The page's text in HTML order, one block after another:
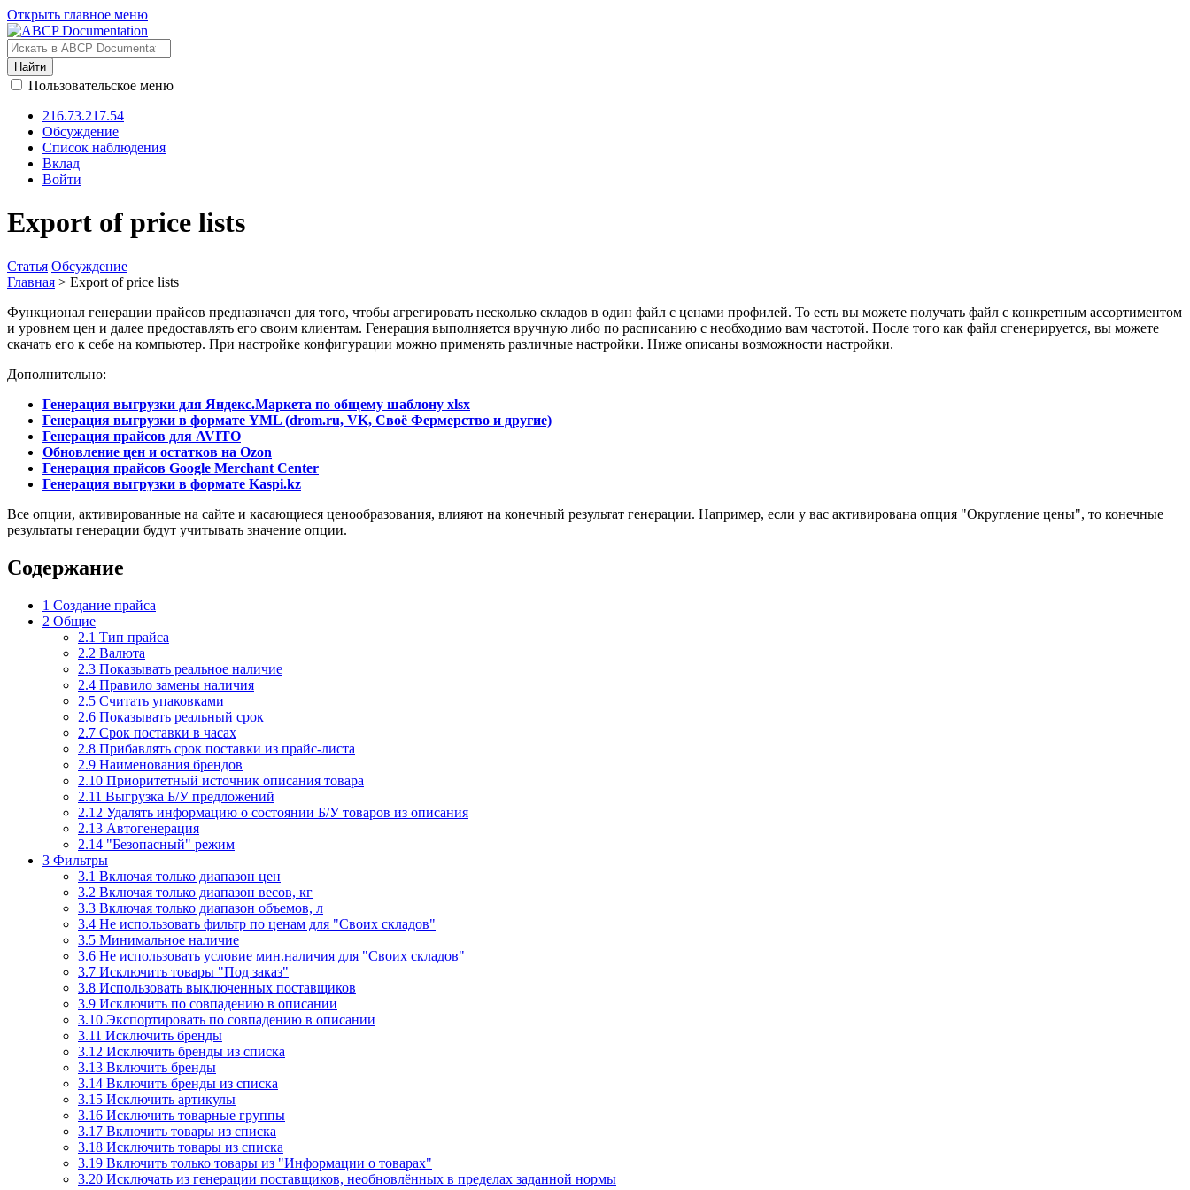
Открыть главное меню
Найти
Пользовательское меню
216.73.217.54
Обсуждение
Список наблюдения
Вклад
Войти
Export of price lists
Статья Обсуждение
Главная > Export of price lists
Функционал генерации прайсов предназначен для того, чтобы агрегировать несколько складов в один файл с ценами профилей. То есть вы можете получать файл с конкретным ассортиментом
и уровнем цен и далее предоставлять его своим клиентам. Генерация выполняется вручную либо по расписанию с необходимо вам частотой. После того как файл сгенерируется, вы можете
скачать его к себе на компьютер. При настройке конфигурации можно применять различные настройки. Ниже описаны возможности настройки.
Дополнительно:
Генерация выгрузки для Яндекс.Маркета по общему шаблону xlsx
Генерация выгрузки в формате YML (drom.ru, VK, Своё Фермерство и другие)
Генерация прайсов для AVITO
Обновление цен и остатков на Ozon
Генерация прайсов Google Merchant Center
Генерация выгрузки в формате Kaspi.kz
Все опции, активированные на сайте и касающиеся ценообразования, влияют на конечный результат генерации. Например, если у вас активирована опция "Округление цены", то конечные
результаты генерации будут учитывать значение опции.
Содержание
1 Создание прайса
2 Общие
2.1 Тип прайса
2.2 Валюта
2.3 Показывать реальное наличие
2.4 Правило замены наличия
2.5 Считать упаковками
2.6 Показывать реальный срок
2.7 Срок поставки в часах
2.8 Прибавлять срок поставки из прайс-листа
2.9 Наименования брендов
2.10 Приоритетный источник описания товара
2.11 Выгрузка Б/У предложений
2.12 Удалять информацию о состоянии Б/У товаров из описания
2.13 Автогенерация
2.14 "Безопасный" режим
3 Фильтры
3.1 Включая только диапазон цен
3.2 Включая только диапазон весов, кг
3.3 Включая только диапазон объемов, л
3.4 Не использовать фильтр по ценам для "Своих складов"
3.5 Минимальное наличие
3.6 Не использовать условие мин.наличия для "Своих складов"
3.7 Исключить товары "Под заказ"
3.8 Использовать выключенных поставщиков
3.9 Исключить по совпадению в описании
3.10 Экспортировать по совпадению в описании
3.11 Исключить бренды
3.12 Исключить бренды из списка
3.13 Включить бренды
3.14 Включить бренды из списка
3.15 Исключить артикулы
3.16 Исключить товарные группы
3.17 Включить товары из списка
3.18 Исключить товары из списка
3.19 Включить только товары из "Информации о товарах"
3.20 Исключать из генерации поставщиков, необновлённых в пределах заданной нормы